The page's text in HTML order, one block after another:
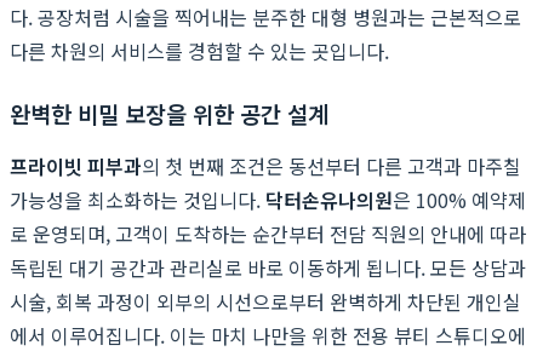
다. 공장처럼 시술을 찍어내는 분주한 대형 병원과는 근본적으로
다른 차원의 서비스를 경험할 수 있는 곳입니다.
완벽한 비밀 보장을 위한 공간 설계
프라이빗 피부과의 첫 번째 조건은 동선부터 다른 고객과 마주칠
가능성을 최소화하는 것입니다. 닥터손유나의원은 100% 예약제
로 운영되며, 고객이 도착하는 순간부터 전담 직원의 안내에 따라
독립된 대기 공간과 관리실로 바로 이동하게 됩니다. 모든 상담과
시술, 회복 과정이 외부의 시선으로부터 완벽하게 차단된 개인실
에서 이루어집니다. 이는 마치 나만을 위한 전용 뷰티 스튜디오에